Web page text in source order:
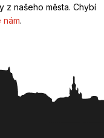
z našeho města. Chybí
nám.